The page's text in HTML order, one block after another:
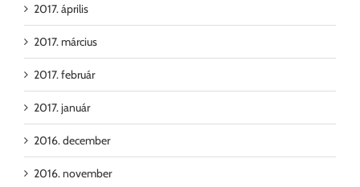
2017. április
2017. március
2017. február
2017. január
2016. december
2016. november